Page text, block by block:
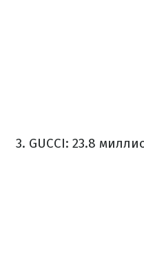
3. GUCCI: 23.8